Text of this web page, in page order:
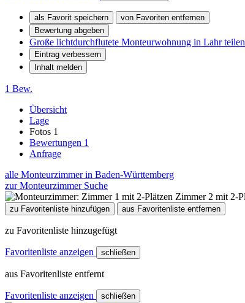
als Favorit speichern
von Favoriten entfernen
Bewertung abgeben
Große lichtdurchflutete Monteurwohnung in Lahr teilen
Eintrag verbessern
Inhalt melden
1 Bew.
Übersicht
Lage
Fotos 1
Bewertungen 1
Anfrage
alle Monteurzimmer in Baden-Württemberg
zur Monteurzimmer Suche
zu Favoritenliste hinzufügen aus Favoritenliste entfernen
zu Favoritenliste hinzugefügt
Favoritenliste anzeigen schließen
aus Favoritenliste entfernt
Favoritenliste anzeigen schließen